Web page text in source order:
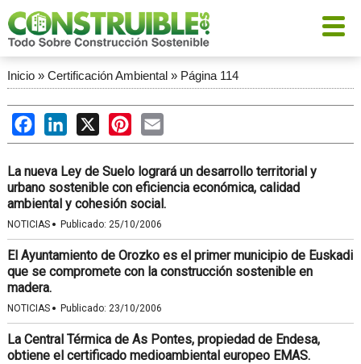
Inicio» Certificación Ambiental» Página 114
FacebookLinkedIn
X PinterestEmail
La nueva Ley de Suelo logrará un desarrollo territorial y
urbano sostenible con eficiencia económica, calidad
ambiental y cohesión social.
NOTICIAS · Publicado: 25/10/2006
El Ayuntamiento de Orozko es el primer municipio de Euskadi
que se compromete con la construcción sostenible en
madera.
NOTICIAS · Publicado: 23/10/2006
La Central Térmica de As Pontes, propiedad de Endesa,
obtiene el certificado medioambiental europeo EMAS.